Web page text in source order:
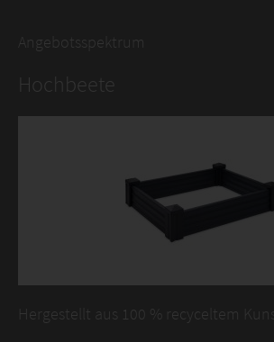
Angebotsspektrum
Hochbeete
Hergestellt aus 100 % recyceltem